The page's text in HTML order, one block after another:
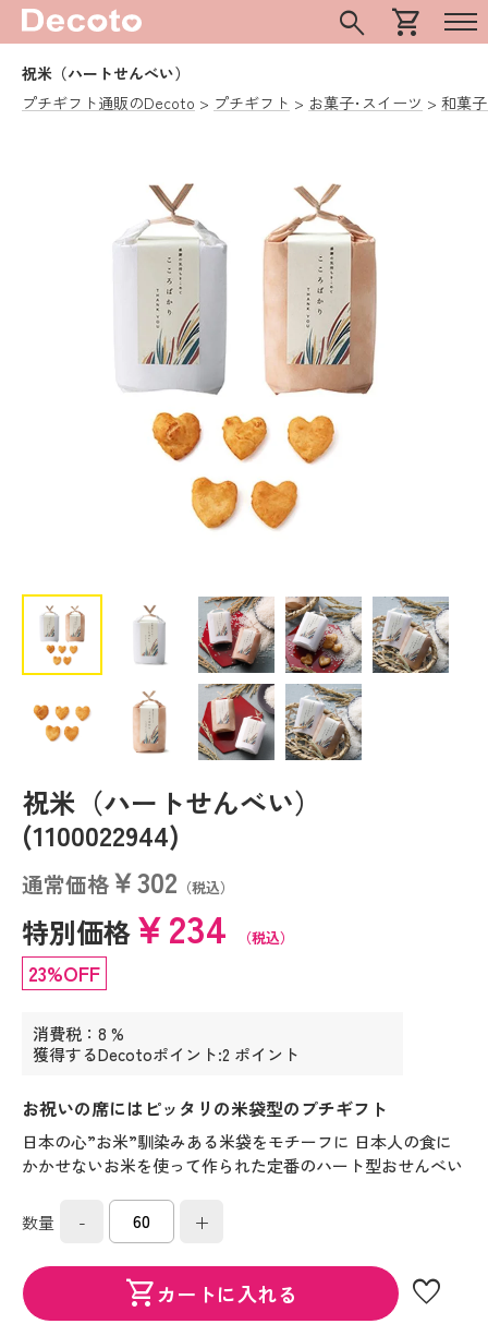
search shopping_cart
祝米（ハートせんべい）
プチギフト通販のDecoto
プチギフト お菓子･スイーツ 和菓
祝米（ハートせんべい）
(1100022944)
通常価格￥302 （税込）
特別価格￥234 （税込）
23%OFF
消費税：8 %
獲得するDecotoポイント:2 ポイント
お祝いの席にはピッタリの米袋型のプチギフト
日本の心”お米”馴染みある米袋をモチーフに 日本人の食に
かかせないお米を使って作られた定番のハート型おせんべい
数量 - +
shopping_cartカートに入れる favorite